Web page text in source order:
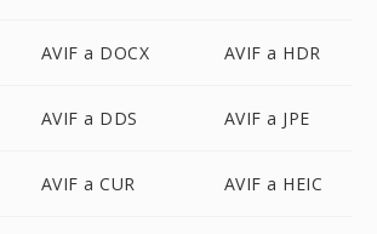
AVIF a DOCX AVIF a HDR
AVIF a DDS AVIF a JPE
AVIF a CUR AVIF a HEIC